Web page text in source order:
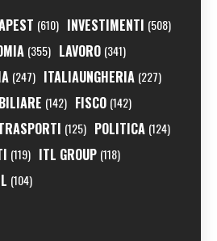
(610) INVESTIMENTI (508)
(355) LAVORO (341)
(247) ITALIAUNGHERIA (227)
(142) FISCO (142)
(125) POLITICA (124)
(119) ITL GROUP (118)
(104)